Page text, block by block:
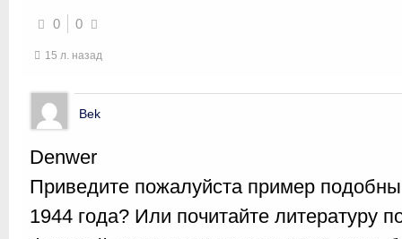
0 0
15 л. назад
Bek
Denwer
Приведите пожалуйста пример
1944 года? Или почитайте литературу